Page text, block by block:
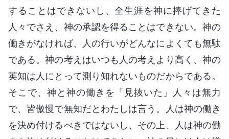
することはできないし、全生涯を神に捧げてきた
人々でさえ、神の承認を得ることはできない。神の
働きがなければ、人の行いがどんなによくても無駄
である。神の考えはいつも人の考えより高く、神の
英知は人にとって測り知れないものだからである。
そこで、神と神の働きを「見抜いた」人々は無力
で、皆傲慢で無知だとわたしは言う。人は神の働き
を決め付けるべきではないし、その上、人は神の働